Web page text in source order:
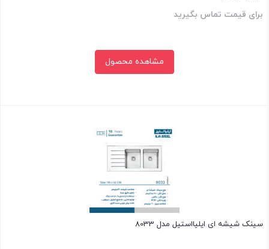
برای قیمت تماس بگیرید
مشاهده محصول
سینک شیشه ای ایلیااستیل مدل 8033